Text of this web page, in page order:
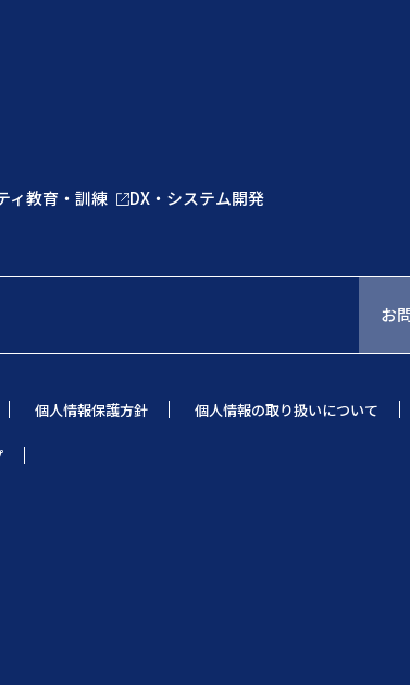
ィ教育・訓練 DX・システム開発
お
個人情報保護方針 個人情報の取り扱いについて